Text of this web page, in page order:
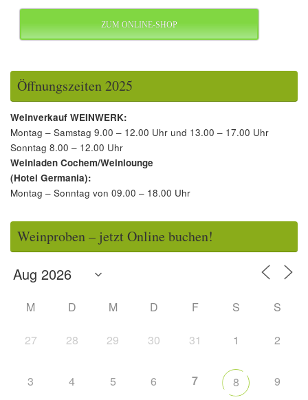
ZUM ONLINE-SHOP
Öffnungszeiten 2025
Weinverkauf WEINWERK:
Montag – Samstag 9.00 – 12.00 Uhr und 13.00 – 17.00 Uhr
Sonntag 8.00 – 12.00 Uhr
Weinladen Cochem/Weinlounge
(Hotel Germania):
Montag – Sonntag von 09.00 – 18.00 Uhr
Weinproben – jetzt Online buchen!
M D M D F S S
27 28 29 30 31 1 2
3 4 5 6 7 8 9